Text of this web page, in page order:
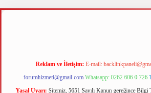
m elexbet
Reklam ve İletişim: E-mail:
forumhizmeti@gmail.com Whatsapp: 0262 606 0 726
Yasal Uyarı: Sitemiz, 5651 Sayılı Kanun gereğince